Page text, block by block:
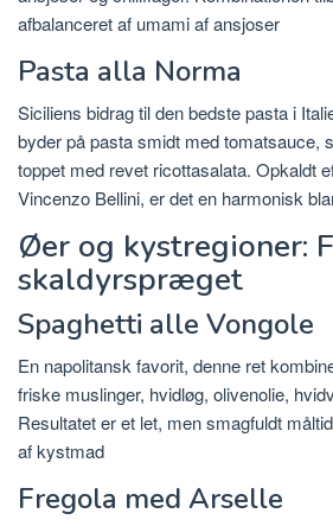
afbalanceret af umami afansjoser
Pasta alla Norma
Siciliens bidrag til den bedste pasta i
byder på pasta smidt med tomatsauce,
toppet med revet ricottasalata. Opkaldt
Vincenzo Bellini, er det en harmonisk
Øer og kystregioner:
skaldyrspræget
Spaghetti alle Vongole
En napolitansk favorit, denne ret
friske muslinger, hvidløg, olivenolie,
Resultatet er et let, men smagfuldt
af​​kystmad
Fregola med Arselle